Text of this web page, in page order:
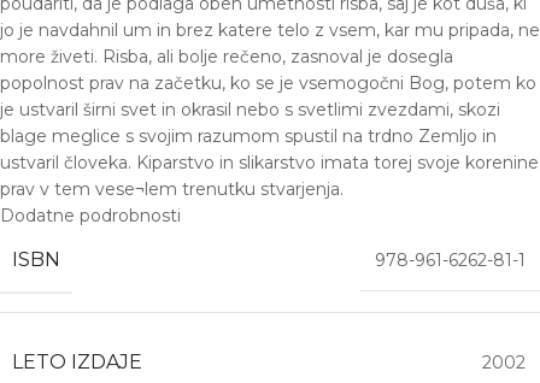
jo je navdahnil um in brez katere telo z vsem, kar mu pripada, ne
more živeti. Risba, ali bolje rečeno, zasnoval je dosegla
popolnost prav na začetku, ko se je vsemogočni Bog, potem ko
je ustvaril širni svet in okrasil nebo s svetlimi zvezdami, skozi
blage meglice s svojim razumom spustil na trdno Zemljo in
ustvaril človeka. Kiparstvo in slikarstvo imata torej svoje korenine
prav v tem vese¬lem trenutku stvarjenja.
Dodatne podrobnosti
ISBN 978-961-6262-81-1
LETO IZDAJE 2002